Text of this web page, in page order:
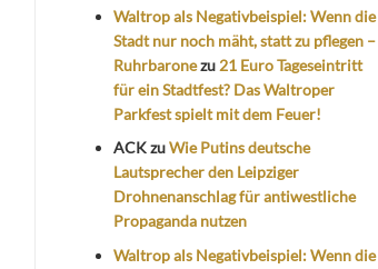
Waltrop als Negativbeispiel: Wenn die
Stadt nur noch mäht, statt zu pflegen –
Ruhrbaronezu 21 Euro Tageseintritt
für ein Stadtfest? Das Waltroper
Parkfest spielt mit dem Feuer!
ACKzuWie Putins deutsche
Lautsprecher den Leipziger
Drohnenanschlag für antiwestliche
Propaganda nutzen
Waltrop als Negativbeispiel: Wenn die